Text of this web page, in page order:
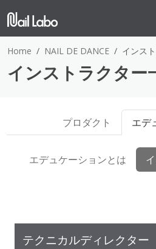
Home NAIL DE DANCE インス
インストラクター
プロダクト エデ
エデュケーションとは
テクニカルディレクター